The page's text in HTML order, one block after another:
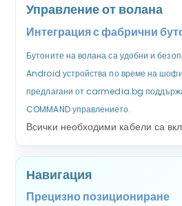
Управление от волана
Интеграция с фабрични
Бутоните на волана са удобни и
Android устройства по време на
предлагани от carmedia.bg
COMMAND управлението.
Всички необходими кабели са
Навигация
Прецизно позициониране